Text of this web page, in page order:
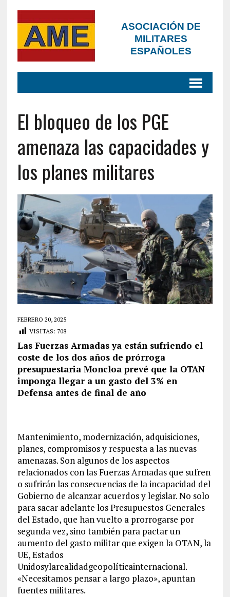
ASOCIACIÓN DE
MILITARES
ESPAÑOLES
El bloqueo de los PGE
amenaza las capacidades y
los planes militares
FEBRERO 20, 2025
VISITAS: 708
Las Fuerzas Armadas ya están sufriendo el
coste de los dos años de prórroga
presupuestaria Moncloa prevé que la OTAN
imponga llegar a un gasto del 3% en
Defensa antes de final de año
Mantenimiento, modernización, adquisiciones,
planes, compromisos y respuesta a las nuevas
amenazas. Son algunos de los aspectos
relacionados con las Fuerzas Armadas que sufren
o sufrirán las consecuencias de la incapacidad del
Gobierno de alcanzar acuerdos y legislar. No solo
para sacar adelante los Presupuestos Generales
del Estado, que han vuelto a prorrogarse por
segunda vez, sino también para pactar un
aumento del gasto militar que exigen la OTAN, la
UE, Estados
Unidosylarealidadgeopolíticainternacional.
«Necesitamos pensar a largo plazo», apuntan
fuentes militares.